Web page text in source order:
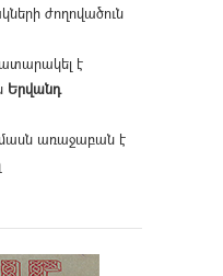
ժողովածուն
է
Երվանդ
առաջաբան է